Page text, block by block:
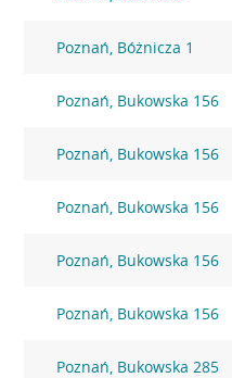
Poznań, Bóżnicza 1
Poznań, Bukowska 156
Poznań, Bukowska 156
Poznań, Bukowska 156
Poznań, Bukowska 156
Poznań, Bukowska 156
Poznań, Bukowska 285